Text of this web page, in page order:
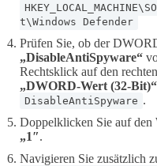
t\Windows Defender
Prüfen Sie, ob der
„DisableAntiSpyware“
Rechtsklick auf den
„DWORD-Wert (32-Bit)“
DisableAntiSpyware .
Doppelklicken Sie auf den
„1″.
Navigieren Sie zusätzlich